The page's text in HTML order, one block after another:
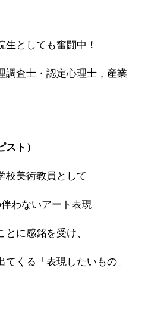
としても奮闘中！
調査士・認定心理士，産業
ト）
校美術教員として
わないアート表現
に感銘を受け、
くる「表現したいもの」